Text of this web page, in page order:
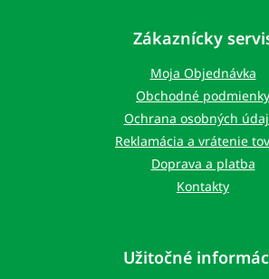
e
r
v
k
y
v
ý
p
i
e
Zákaznícky
Moja Objednávka
Obchodné podmienky
Ochrana osobných
Reklamácia a vrátenie
Doprava a platba
Kontakty
Užitočné